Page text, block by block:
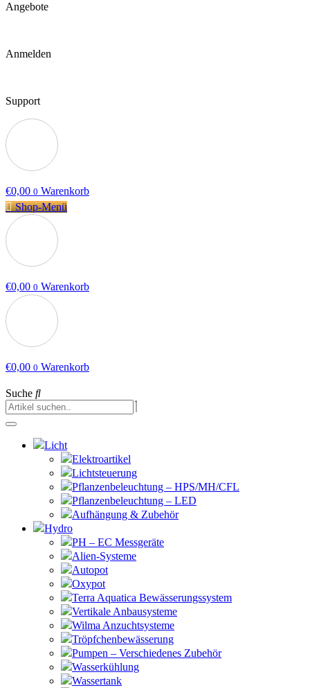
Angebote
Anmelden
Support
€0,00 0 Warenkorb
Shop-Menü
€0,00 0 Warenkorb
€0,00 0 Warenkorb
Suche
Licht
Elektroartikel
Lichtsteuerung
Pflanzenbeleuchtung – HPS/MH/CFL
Pflanzenbeleuchtung – LED
Aufhängung & Zubehör
Hydro
PH – EC Messgeräte
Alien-Systeme
Autopot
Oxypot
Terra Aquatica Bewässerungssystem
Vertikale Anbausysteme
Wilma Anzuchtsysteme
Tröpfchenbewässerung
Pumpen – Verschiedenes Zubehör
Wasserkühlung
Wassertank